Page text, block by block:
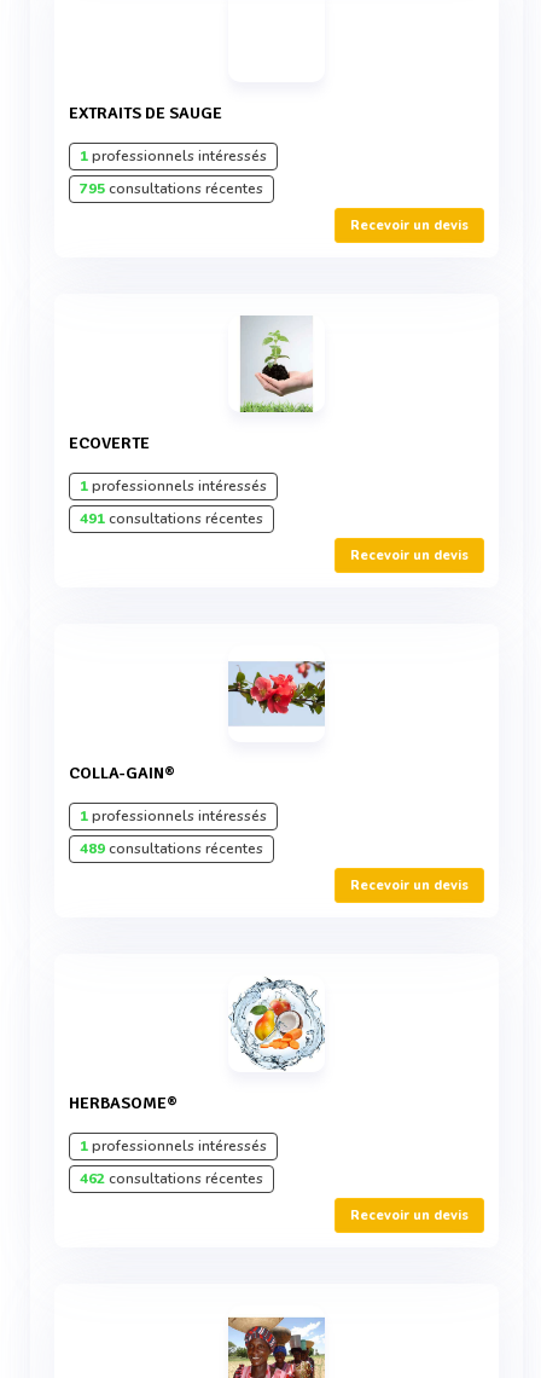
EXTRAITS DE SAUGE
1professionnels intéressés
795consultations récentes
Recevoir un devis
ECOVERTE
1professionnels intéressés
491consultations récentes
Recevoir un devis
COLLA-GAIN®
1professionnels intéressés
489consultations récentes
Recevoir un devis
HERBASOME®
1professionnels intéressés
462consultations récentes
Recevoir un devis